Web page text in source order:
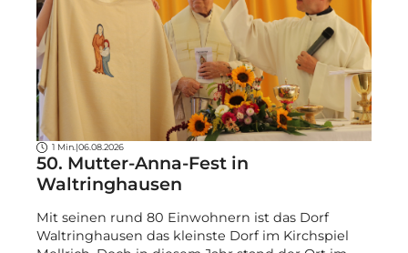
1 Min.|06.08.2026
50. Mutter-Anna-Fest in
Waltringhausen
Mit seinen rund 80 Einwohnern ist das Dorf
Waltringhausen das kleinste Dorf im Kirchspiel